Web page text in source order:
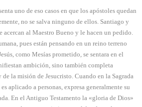
uno de eso casos en que los apóstoles quedan
no se salva ninguno de ellos. Santiago y
acercan al Maestro Bueno y le hacen un pedido.
pues están pensando en un reino terreno
como Mesías prometido, se sentara en el
ambición, sino también completa
la misión de Jesucristo. Cuando en la Sagrada
aplicado a personas, expresa generalmente su
En el Antiguo Testamento la «gloria de Dios»